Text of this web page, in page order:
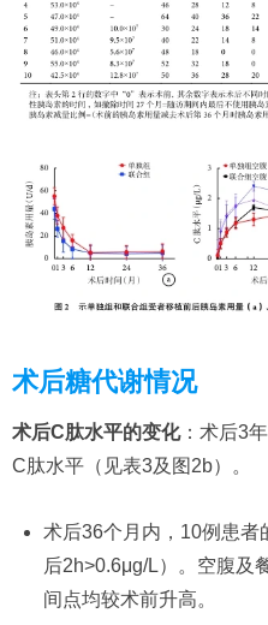
术后糖代谢情况
术后C肽水平的变化：术后3
C肽水平（见表3及图2b）。
术后36个月内，10例患者
后2h>0.6μg/L）。空腹及
间点均较术前升高。